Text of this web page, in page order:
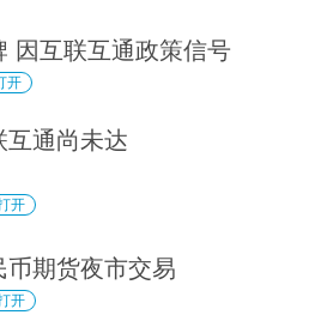
因互联互通政策信号
开
互通尚未达
开
期货夜市交易
开